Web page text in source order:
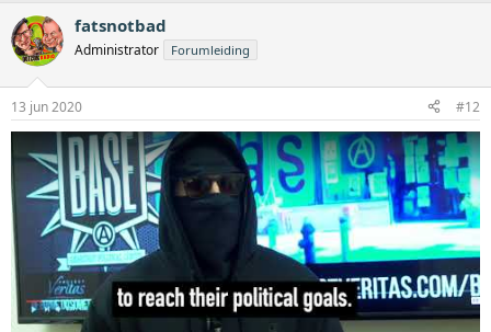
fatsnotbad
Administrator Forumleiding
13 jun 2020 #12